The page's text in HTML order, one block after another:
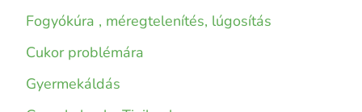
Fogyókúra , méregtelenítés, lúgosítás
Cukor problémára
Gyermekáldás